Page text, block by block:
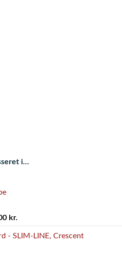
i…
kr.
til
- SLIM-LINE, Crescent